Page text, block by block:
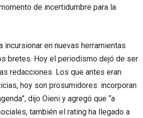
de incertidumbre para la
incursionar en nuevas herramientas
bretes. Hoy el periodismo dejó de ser
redacciones. Los que antes eran
hoy son prosumidores: incorporan
dijo Oieni y agregó que “a
también el rating ha llegado a